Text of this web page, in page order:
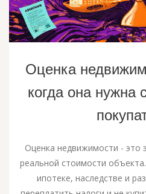
Оценка
когда она нужна
Оценка недвижимости - это
реальной стоимости
ипотеке, наследстве и